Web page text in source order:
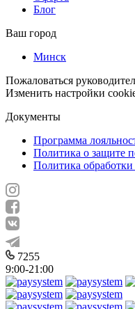
Блог
Ваш город
Минск
Пожаловаться
Изменить настройки
Документы
Программа
Политика о защите
Политика
7255
9:00-21:00